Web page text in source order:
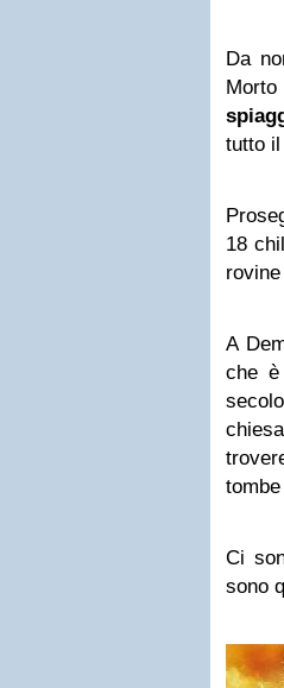
Da
tutto il
18
A
che
Ci
sono